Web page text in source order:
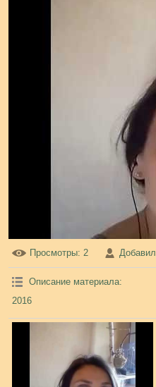
Просмотры: 2 Добавил
Описание материала:
2016